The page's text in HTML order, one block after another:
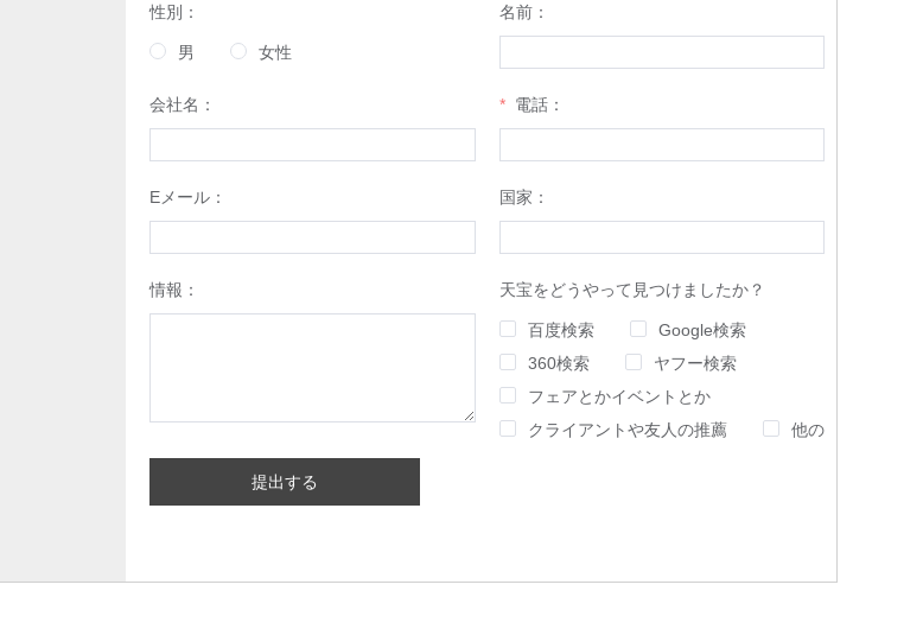
性別：
男 女性
名前：
会社名： 電話：
Eメール： 国家：
情報： 天宝をどうやって見つけましたか？
百度検索
Google検索
360検索
ヤフー検索
フェアとかイベントとか
クライアントや友人の推薦
他の
提出する